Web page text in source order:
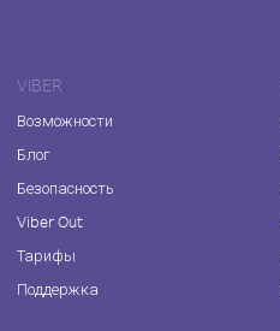
VIBER
Возможности
Блог
Безопасность
Viber Out
Тарифы
Поддержка